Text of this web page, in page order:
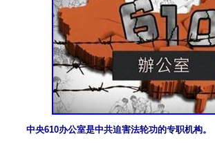
中央610办公室是中共迫害法轮功的专职机构。